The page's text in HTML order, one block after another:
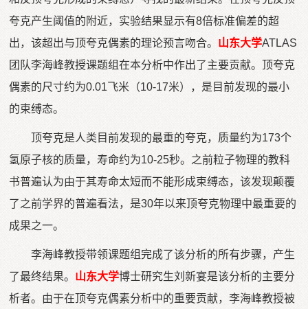
夸克产生阈值的附近，实验结果显示有8倍标准偏差的超
出，该超出与顶夸克偶素的理论预言吻合。 山东大学ATLAS
团队李海峰教授课题组在本分析中作出了主要贡献。顶夸克
偶素的尺寸约为0.01飞米（10-17米），是目前发现的最小
的束缚态。
顶夸克是人类目前发现的最重的夸克，质量约为173个
氢原子核的质量，寿命约为10-25秒。之前粒子物理的教科
书普遍认为由于其寿命太短而不能形成束缚态，该发现颠覆
了之前学界的普遍看法，是30年以来顶夸克物理中最重要的
成果之一。
李海峰教授带领课题组完成了该分析的所有步骤，产生
了最终结果。 山东大学博士研究生刘新宴是该分析的主要分
析者。由于在顶夸克偶素分析中的重要贡献，李海峰教授被